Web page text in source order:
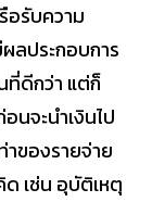
อรับความ
ลประกอบการ
ที่ดีกว่า แต่ก็
นจะนำเงินไป
ของรายจ่าย
เช่น อุบัติเหตุ